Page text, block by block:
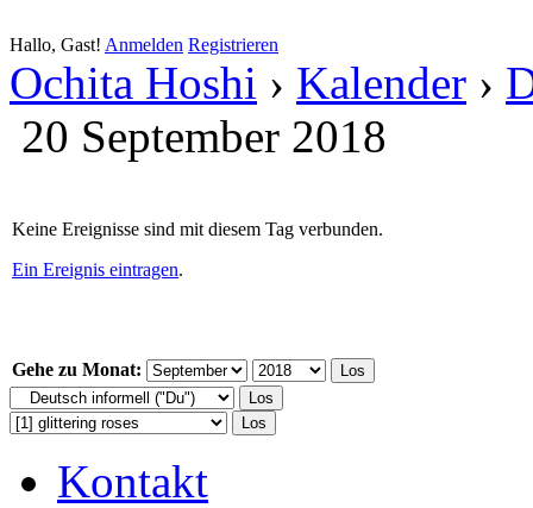
Hallo, Gast! Anmelden Registrieren
Ochita Hoshi › Kalender ›
20 September 2018
Keine Ereignisse sind mit diesem Tag verbunden.
Ein Ereignis eintragen.
Gehe zu Monat:
Kontakt